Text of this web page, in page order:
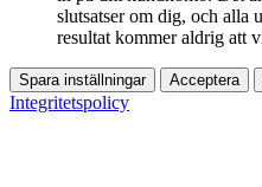
slutsatser om dig, och alla
resultat kommer aldrig att
Spara inställningar Acceptera
Integritetspolicy